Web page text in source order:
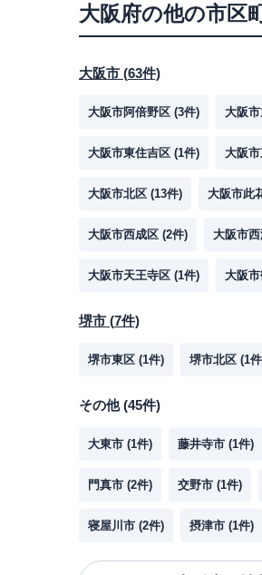
大阪府の他の市区
大阪市 (63件)
大阪市阿倍野区 (3件) 大阪
大阪市東住吉区 (1件) 大阪
大阪市北区 (13件) 大阪市此
大阪市西成区 (2件) 大阪市
大阪市天王寺区 (1件) 大阪
堺市 (7件)
堺市東区 (1件) 堺市北区 (1
その他(45件)
大東市 (1件) 藤井寺市 (1件)
門真市 (2件) 交野市 (1件)
寝屋川市 (2件) 摂津市 (1件)